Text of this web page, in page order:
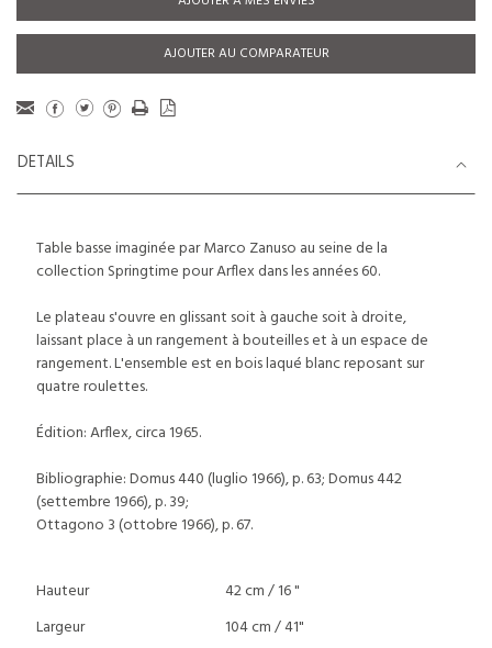
AJOUTER AU COMPARATEUR
DETAILS
Table basse imaginée par Marco Zanuso au seine de la
collection Springtime pour Arflex dans les années 60.
Le plateau s'ouvre en glissant soit à gauche soit à droite,
laissant place à un rangement à bouteilles et à un espace de
rangement. L'ensemble est en bois laqué blanc reposant sur
quatre roulettes.
Édition: Arflex, circa 1965.
Bibliographie: Domus 440 (luglio 1966), p. 63; Domus 442
(settembre 1966), p. 39;
Ottagono 3 (ottobre 1966), p. 67.
Hauteur
42 cm / 16 "
Largeur
104 cm / 41"